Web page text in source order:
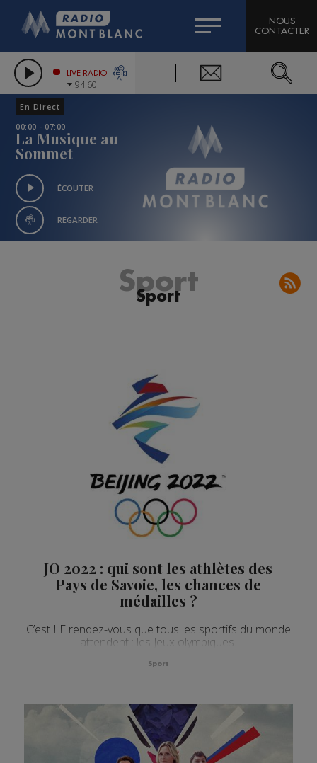
LES CHRONIQUES DE L'EXPERT
CITIZEN MACHINERY
GRAND MASSIF DOMAINES SKIABLES
COMPAGNIE DU MONT-BLANC
NOUS
CONTACTER
LIVE RADIO
94.60
En Direct
00:00 - 07:00
La Musique au
Sommet
ÉCOUTER
REGARDER
Sport
Sport
JO 2022 : qui sont les athlètes des
Pays de Savoie, les chances de
médailles ?
C’est LE rendez-vous que tous les sportifs du monde
attendent : les Jeux olympiques.
Sport